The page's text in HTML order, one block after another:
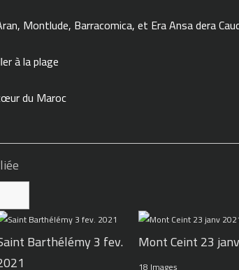
Montlude, Barracomica, et Era Ansa dera
à la plage
du Maroc
Barthélémy 3 fev.
Mont Ceint 23
18 Images